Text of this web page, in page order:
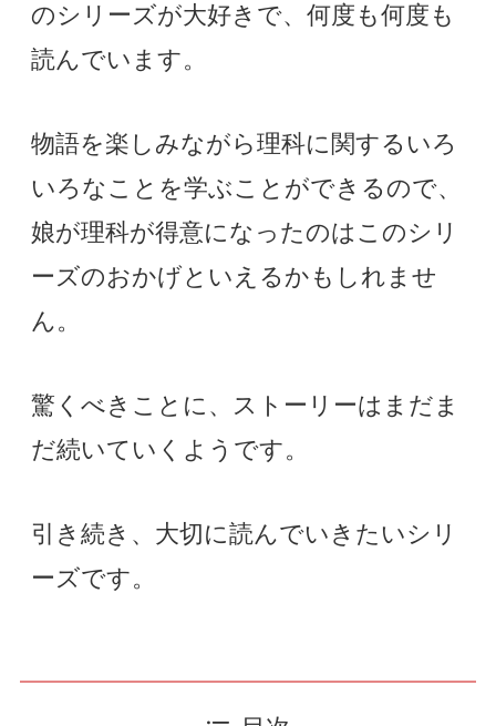
のシリーズが大好きで、何度も何度も
読んでいます。
物語を楽しみながら理科に関するいろ
いろなことを学ぶことができるので、
娘が理科が得意になったのはこのシリ
ーズのおかげといえるかもしれませ
ん。
驚くべきことに、ストーリーはまだま
だ続いていくようです。
引き続き、大切に読んでいきたいシリ
ーズです。